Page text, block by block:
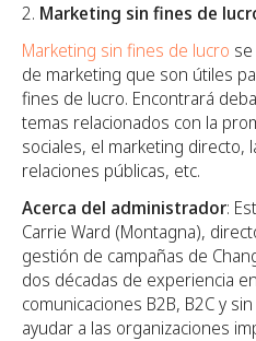
Marketing sin fines de
Marketing sin fines de lucro
de marketing que son útiles
fines de lucro. Encontrará
temas relacionados con la
sociales, el marketing directo,
relaciones públicas, etc.
Acerca del administrador:
Carrie Ward (Montagna),
gestión de campañas de
dos décadas de experiencia
comunicaciones B2B, B2C y
ayudar a las organizaciones